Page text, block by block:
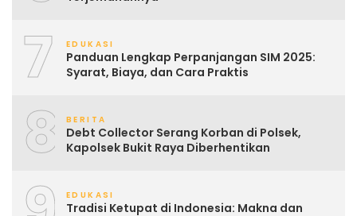
7 EDUKASI
Panduan Lengkap Perpanjangan SIM 2025:
Syarat, Biaya, dan Cara Praktis
8 BERITA
Debt Collector Serang Korban di Polsek,
Kapolsek Bukit Raya Diberhentikan
EDUKASI
Tradisi Ketupat di Indonesia: Makna dan